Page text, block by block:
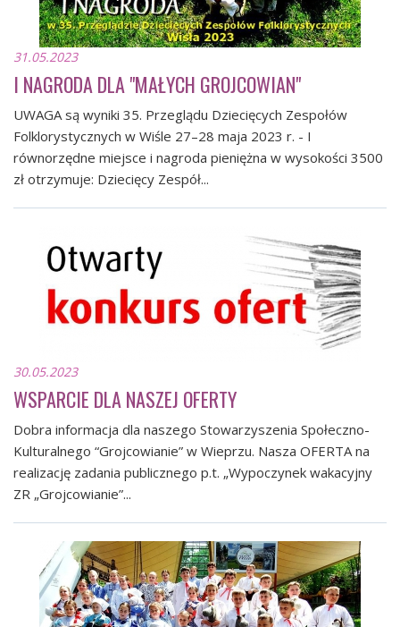
31.05.2023
I NAGRODA DLA "MAŁYCH GROJCOWIAN"
UWAGA są wyniki 35. Przeglądu Dziecięcych Zespołów
Folklorystycznych w Wiśle 27–28 maja 2023 r. - I
równorzędne miejsce i nagroda pieniężna w wysokości 3500
zł otrzymuje: Dziecięcy Zespół...
30.05.2023
WSPARCIE DLA NASZEJ OFERTY
Dobra informacja dla naszego Stowarzyszenia Społeczno-
Kulturalnego “Grojcowianie” w Wieprzu. Nasza OFERTA na
realizację zadania publicznego p.t. „Wypoczynek wakacyjny
ZR „Grojcowianie”...